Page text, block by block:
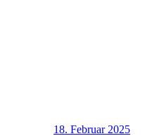
18. Februar 2025